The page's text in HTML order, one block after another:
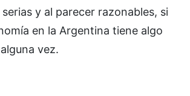
y al parecer razonables, si
en la Argentina tiene algo
vez.